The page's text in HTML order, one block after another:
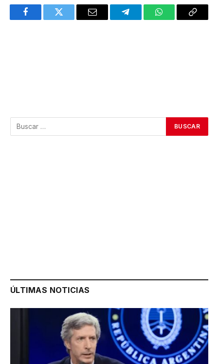
FacebookTwitter Email TelegramWhatsAppCopy
ÚLTIMAS NOTICIAS